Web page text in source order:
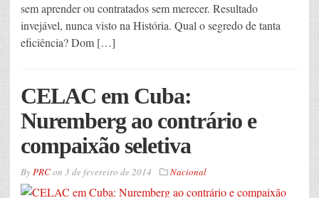
sem aprender ou contratados sem merecer. Resultado
invejável, nunca visto na História. Qual o segredo de tanta
eficiência? Dom […]
CELAC em Cuba:
Nuremberg ao contrário e
compaixão seletiva
ByPRCon 3 de fevereiro de 2014 Nacional